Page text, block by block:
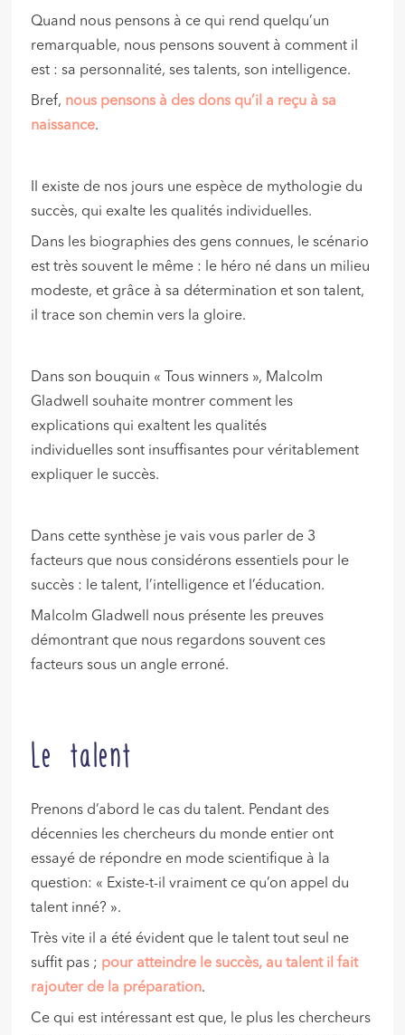
Quand nous pensons à ce qui rend quelqu’un
remarquable, nous pensons souvent à comment il
est : sa personnalité, ses talents, son intelligence.
Bref, nous pensons à des dons qu’il a reçu à sa
naissance.
Il existe de nos jours une espèce de mythologie du
succès, qui exalte les qualités individuelles.
Dans les biographies des gens connues, le scénario
est très souvent le même : le héro né dans un milieu
modeste, et grâce à sa détermination et son talent,
il trace son chemin vers la gloire.
Dans son bouquin « Tous winners », Malcolm
Gladwell souhaite montrer comment les
explications qui exaltent les qualités
individuelles sont insuffisantes pour véritablement
expliquer le succès.
Dans cette synthèse je vais vous parler de 3
facteurs que nous considérons essentiels pour le
succès : le talent, l’intelligence et l’éducation.
Malcolm Gladwell nous présente les preuves
démontrant que nous regardons souvent ces
facteurs sous un angle erroné.
Le talent
Prenons d’abord le cas du talent. Pendant des
décennies les chercheurs du monde entier ont
essayé de répondre en mode scientifique à la
question: « Existe-t-il vraiment ce qu’on appel du
talent inné? ».
Très vite il a été évident que le talent tout seul ne
suffit pas ; pour atteindre le succès, au talent il fait
rajouter de la préparation.
Ce qui est intéressant est que, le plus les chercheurs